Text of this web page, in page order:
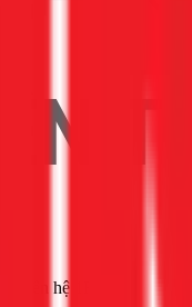
Liên hệ 1Fix!